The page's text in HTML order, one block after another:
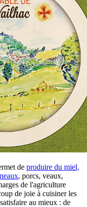
de produire du miel,
, porcs, veaux,
de l'agriculture
de joie à cuisiner les
au mieux : de